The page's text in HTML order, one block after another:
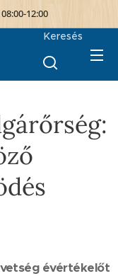
12:00
Keresés
évértékelőt